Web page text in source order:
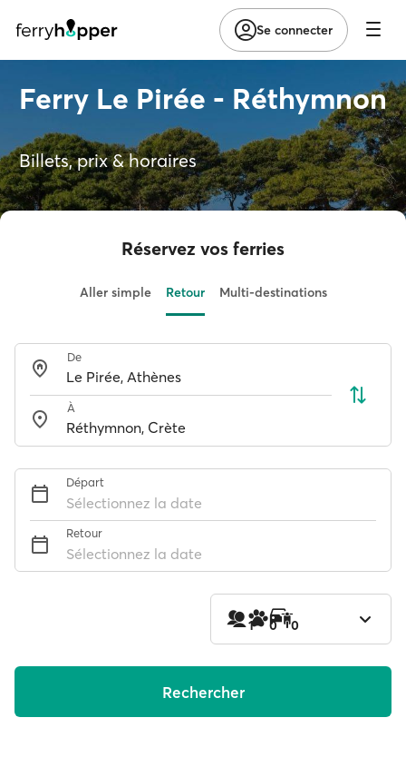
Se connecter
Ferry Le Pirée - Réthymnon
Billets, prix & horaires
Réservez vos ferries
Aller simple Retour Multi-destinations
De
À
Départ
Sélectionnez la date
Retour
Sélectionnez la date
1 0 0
Rechercher